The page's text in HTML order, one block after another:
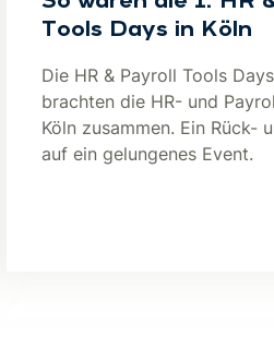
Tools Days in Köln
Die HR & Payroll Tools
brachten die HR- und
Köln zusammen. Ein Rück-
auf ein gelungenes Event.